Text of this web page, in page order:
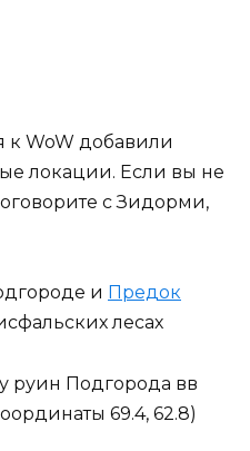
WoW добавили
локации. Если вы не
с Зидорми,
и Предок
лесах
у руин Подгорода вв
69.4, 62.8)